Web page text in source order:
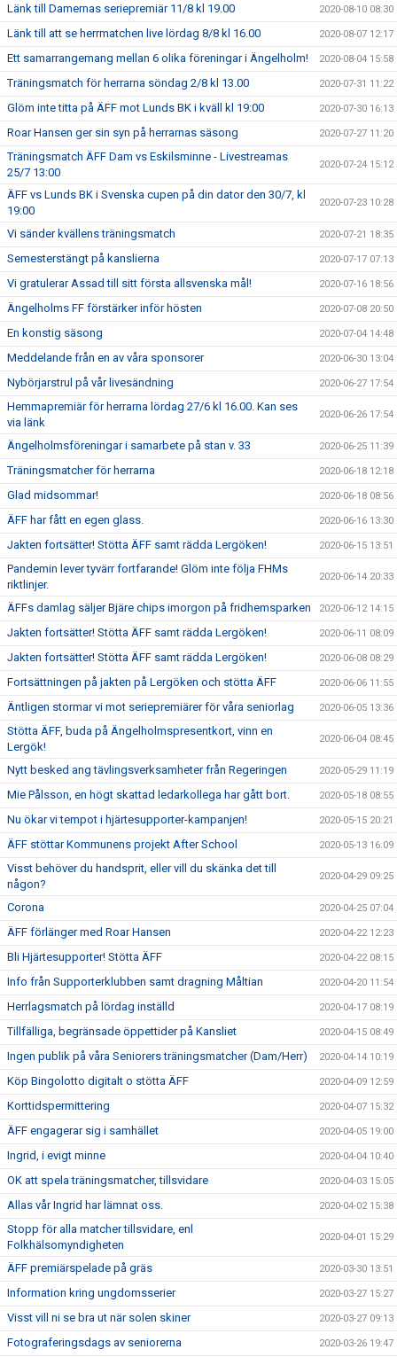
Länk till Damernas seriepremiär 11/8 kl 19.00 2020-08-10 08:30
Länk till att se herrmatchen live lördag 8/8 kl 16.00 2020-08-07 12:17
Ett samarrangemang mellan 6 olika föreningar i Ängelholm! 2020-08-04 15:58
Träningsmatch för herrarna söndag 2/8 kl 13.00 2020-07-31 11:22
Glöm inte titta på ÄFF mot Lunds BK i kväll kl 19:00 2020-07-30 16:13
Roar Hansen ger sin syn på herrarnas säsong 2020-07-27 11:20
Träningsmatch ÄFF Dam vs Eskilsminne - Livestreamas
25/7 13:00
2020-07-24 15:12
ÄFF vs Lunds BK i Svenska cupen på din dator den 30/7, kl
19:00
2020-07-23 10:28
Vi sänder kvällens träningsmatch 2020-07-21 18:35
Semesterstängt på kanslierna 2020-07-17 07:13
Vi gratulerar Assad till sitt första allsvenska mål! 2020-07-16 18:56
Ängelholms FF förstärker inför hösten 2020-07-08 20:50
En konstig säsong 2020-07-04 14:48
Meddelande från en av våra sponsorer 2020-06-30 13:04
Nybörjarstrul på vår livesändning 2020-06-27 17:54
Hemmapremiär för herrarna lördag 27/6 kl 16.00. Kan ses
via länk
2020-06-26 17:54
Ängelholmsföreningar i samarbete på stan v. 33 2020-06-25 11:39
Träningsmatcher för herrarna 2020-06-18 12:18
Glad midsommar! 2020-06-18 08:56
ÄFF har fått en egen glass. 2020-06-16 13:30
Jakten fortsätter! Stötta ÄFF samt rädda Lergöken! 2020-06-15 13:51
Pandemin lever tyvärr fortfarande! Glöm inte följa FHMs
riktlinjer.
2020-06-14 20:33
ÄFFs damlag säljer Bjäre chips imorgon på fridhemsparken 2020-06-12 14:15
Jakten fortsätter! Stötta ÄFF samt rädda Lergöken! 2020-06-11 08:09
Jakten fortsätter! Stötta ÄFF samt rädda Lergöken! 2020-06-08 08:29
Fortsättningen på jakten på Lergöken och stötta ÄFF 2020-06-06 11:55
Äntligen stormar vi mot seriepremiärer för våra seniorlag 2020-06-05 13:36
Stötta ÄFF, buda på Ängelholmspresentkort, vinn en
Lergök!
2020-06-04 08:45
Nytt besked ang tävlingsverksamheter från Regeringen 2020-05-29 11:19
Mie Pålsson, en högt skattad ledarkollega har gått bort. 2020-05-18 08:55
Nu ökar vi tempot i hjärtesupporter-kampanjen! 2020-05-15 20:21
ÄFF stöttar Kommunens projekt After School 2020-05-13 16:09
Visst behöver du handsprit, eller vill du skänka det till
någon?
2020-04-29 09:25
Corona 2020-04-25 07:04
ÄFF förlänger med Roar Hansen 2020-04-22 12:23
Bli Hjärtesupporter! Stötta ÄFF 2020-04-22 08:15
Info från Supporterklubben samt dragning Måltian 2020-04-20 11:54
Herrlagsmatch på lördag inställd 2020-04-17 08:19
Tillfälliga, begränsade öppettider på Kansliet 2020-04-15 08:49
Ingen publik på våra Seniorers träningsmatcher (Dam/Herr) 2020-04-14 10:19
Köp Bingolotto digitalt o stötta ÄFF 2020-04-09 12:59
Korttidspermittering 2020-04-07 15:32
ÄFF engagerar sig i samhället 2020-04-05 19:00
Ingrid, i evigt minne 2020-04-04 10:40
OK att spela träningsmatcher, tillsvidare 2020-04-03 15:05
Allas vår Ingrid har lämnat oss. 2020-04-02 15:38
Stopp för alla matcher tillsvidare, enl
Folkhälsomyndigheten
2020-04-01 15:29
ÄFF premiärspelade på gräs 2020-03-30 13:51
Information kring ungdomsserier 2020-03-27 15:27
Visst vill ni se bra ut när solen skiner 2020-03-27 09:13
Fotograferingsdags av seniorerna 2020-03-26 19:47